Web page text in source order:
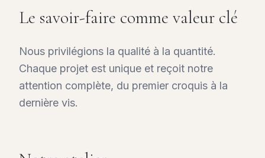
Le savoir-faire comme valeur clé
Nous privilégions la qualité à la quantité.
Chaque projet est unique et reçoit notre
attention complète, du premier croquis à la
dernière vis.